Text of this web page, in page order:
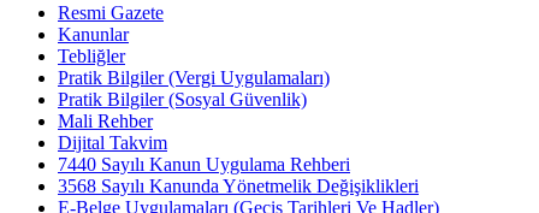
Resmi Gazete
Kanunlar
Tebliğler
Pratik Bilgiler (Vergi Uygulamaları)
Pratik Bilgiler (Sosyal Güvenlik)
Mali Rehber
Dijital Takvim
7440 Sayılı Kanun Uygulama Rehberi
3568 Sayılı Kanunda Yönetmelik Değişiklikleri
E-Belge Uygulamaları (Geçiş Tarihleri Ve Hadler)